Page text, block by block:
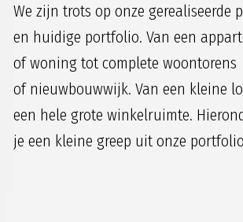
We zijn trots op onze gerealiseerde
en huidige portfolio. Van een
of woning tot complete woontorens
of nieuwbouwwijk. Van een kleine
een hele grote winkelruimte.
je een kleine greep uit onze